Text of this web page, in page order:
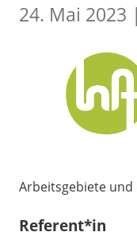
24. Mai 2023
Arbeitsgebiete und
Referent*in